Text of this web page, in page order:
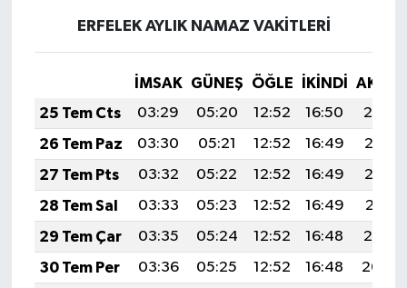
ERFELEK AYLIK NAMAZ VAKITLERI
İMSAK GÜNEŞ ÖĞLE İKINDI
25 Tem Cts
03:29 05:20 12:52 16:50
20:14
26 Tem Paz
03:30 05:21 12:52 16:49
20:13
27 Tem Pts
03:32 05:22 12:52 16:49
20:12
28 Tem Sal
03:33 05:23 12:52 16:49
20:11
29 Tem Çar
03:35 05:24 12:52 16:48
20:10
30 Tem Per
03:36 05:25 12:52 16:48
20:09